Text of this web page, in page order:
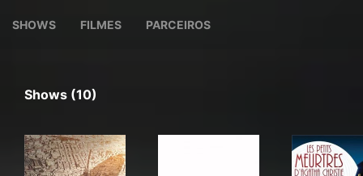
SHOWS FILMES PARCEIROS
Shows (10)